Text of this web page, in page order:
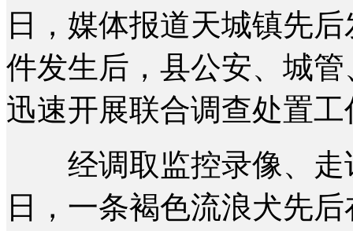
日，媒体报道天城镇先
件发生后，县公安、城
迅速开展联合调查处置工
经调取监控录像、走
日，一条褐色流浪犬先